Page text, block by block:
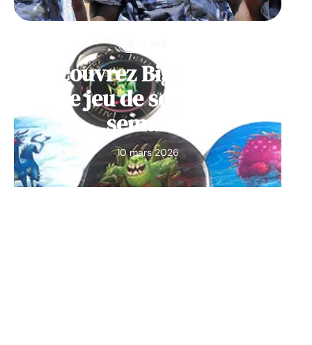
Découvrez Big Monster,
notre jeu de société de la
semaine
10 mars 2026